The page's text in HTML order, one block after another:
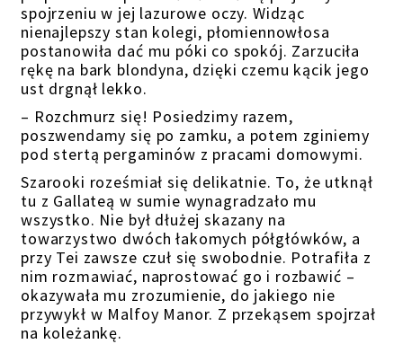
spojrzeniu w jej lazurowe oczy. Widząc
nienajlepszy stan kolegi, płomiennowłosa
postanowiła dać mu póki co spokój. Zarzuciła
rękę na bark blondyna, dzięki czemu kącik jego
ust drgnął lekko.
– Rozchmurz się! Posiedzimy razem,
poszwendamy się po zamku, a potem zginiemy
pod stertą pergaminów z pracami domowymi.
Szarooki roześmiał się delikatnie. To, że utknął
tu z Gallateą w sumie wynagradzało mu
wszystko. Nie był dłużej skazany na
towarzystwo dwóch łakomych półgłówków, a
przy Tei zawsze czuł się swobodnie. Potrafiła z
nim rozmawiać, naprostować go i rozbawić –
okazywała mu zrozumienie, do jakiego nie
przywykł w Malfoy Manor. Z przekąsem spojrzał
na koleżankę.